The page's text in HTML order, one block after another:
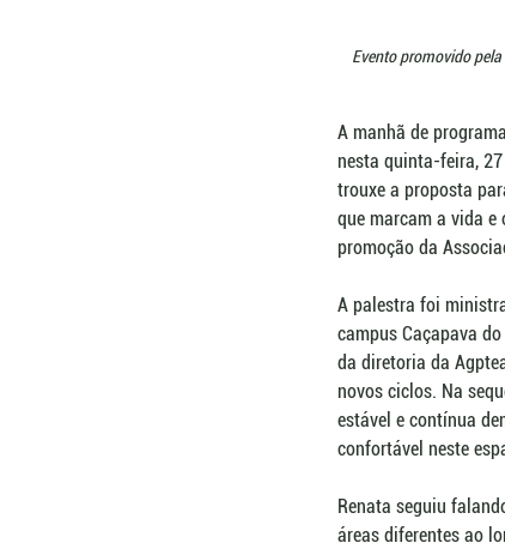
Evento promovido
A manhã de
nesta quinta-feira,
trouxe a proposta
que marcam a vida e
promoção da
A palestra foi
campus Caçapava
da diretoria da
novos ciclos. Na
estável e contínua
confortável neste
Renata seguiu
áreas diferentes ao